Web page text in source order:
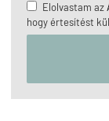
Elolvastam az
hogy értesítést